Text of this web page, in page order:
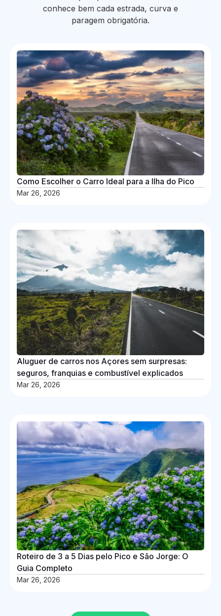
conhece bem cada estrada, curva e
paragem obrigatória.
Como Escolher o Carro Ideal para a Ilha do Pico
Mar 26, 2026
Aluguer de carros nos Açores sem surpresas:
seguros, franquias e combustível explicados
Mar 26, 2026
Roteiro de 3 a 5 Dias pelo Pico e São Jorge: O
Guia Completo
Mar 26, 2026